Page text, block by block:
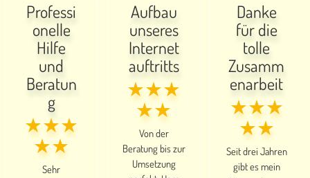
Professi
onelle
Hilfe
und
Beratun
g
★★★
★★
Sehr
Aufbau
unseres
Internet
auftritts
★★★
★★
Von der
Beratung bis zur
Umsetzung
Danke
für die
tolle
Zusamm
enarbeit
★★★
★★
Seit drei Jahren
gibt es mein